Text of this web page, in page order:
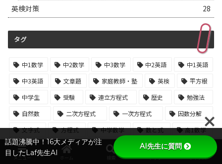
英検対策
28
タグ
中1数学 中2数学 中3数学 中2英語
中1英語
中3英語
文章題 家庭教師・塾 英検
平方根
中学生
受験 連立方程式 歴史
勉強法
自然数
二次方程式 一次方程式
因数分解
文字式
方程式 中学数学 数と式
高1数学
一次関数
二等辺三角形 速さ
平面図形
メニュー トップ サイドバー
話題沸騰中！16大メディアが注
目したLaf先生AI
AI先生に質問